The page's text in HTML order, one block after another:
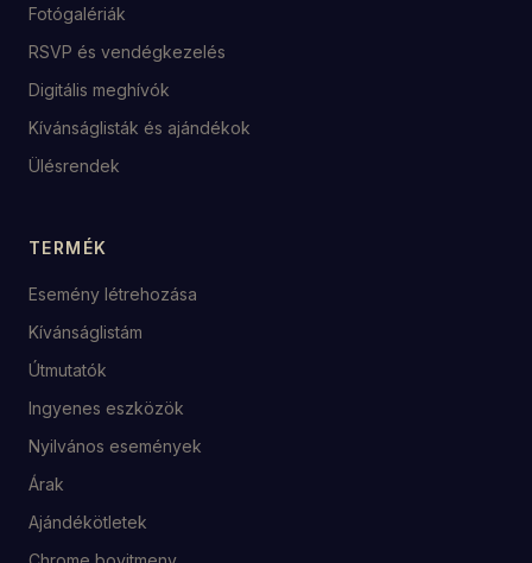
Fotógalériák
RSVP és vendégkezelés
Digitális meghívók
Kívánságlisták és ajándékok
Ülésrendek
TERMÉK
Esemény létrehozása
Kívánságlistám
Útmutatók
Ingyenes eszközök
Nyilvános események
Árak
Ajándékötletek